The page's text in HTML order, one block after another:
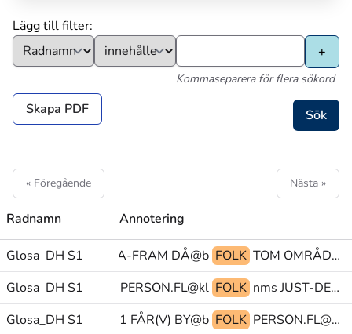
Lägg till filter:
Kommaseparera för flera sökord
Skapa PDF
« Föregående Nästa »
Radnamn Annotering
Glosa_DH S1PEK KOMMA-FRAM DÅ@b FOLK
TOM OMRÅDE@kl BEGE-SIG-IVÄG@rd
Glosa_DH S1
PROVOCERA BY@b PERSON.FL@kl FOLK
nms JUST-DET@ka SPRINGA(G)
Glosa_DH S1
POSS1 FÅR(V) BY@b FOLK
PERSON.FL@kl SPRINGA(G) UT@b